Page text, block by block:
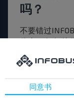
吗？
不要错过
优惠。 订阅接
同意书